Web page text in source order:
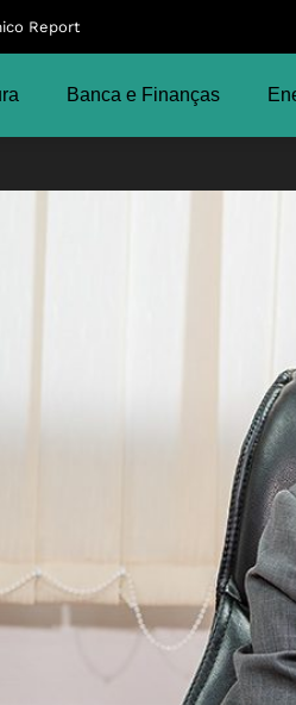
Report
Banca e Finanças